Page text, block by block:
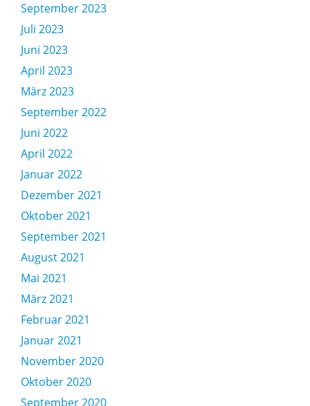
September 2023
Juli 2023
Juni 2023
April 2023
März 2023
September 2022
Juni 2022
April 2022
Januar 2022
Dezember 2021
Oktober 2021
September 2021
August 2021
Mai 2021
März 2021
Februar 2021
Januar 2021
November 2020
Oktober 2020
September 2020